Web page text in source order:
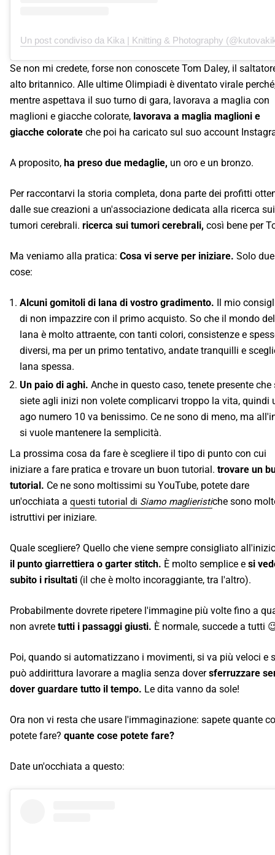
Un post condiviso da Kika | Knitting & Photography
Se non mi credete, forse non conoscete Tom Daley, il
alto britannico. Alle ultime Olimpiadi è diventato virale
mentre aspettava il suo turno di gara, lavorava a maglia con
maglioni e giacche colorate, lavorava a maglia maglioni e
giacche colorate che poi ha caricato sul suo account
A proposito, ha preso due medaglie, un oro e un bronzo.
Per raccontarvi la storia completa, dona parte dei profitti
dalle sue creazioni a un'associazione dedicata alla ricerca sui
tumori cerebrali. ricerca sui tumori cerebrali, così bene per
Ma veniamo alla pratica: Cosa vi serve per iniziare. Solo due
cose:
Alcuni gomitoli di lana di vostro gradimento. Il mio
di non impazzire con il primo acquisto. So che il mondo
lana è molto attraente, con tanti colori, consistenze e
diversi, ma per un primo tentativo, andate tranquilli e
lana spessa.
Un paio di aghi. Anche in questo caso, tenete presente che
siete agli inizi non volete complicarvi troppo la vita, quindi
ago numero 10 va benissimo. Ce ne sono di meno, ma
si vuole mantenere la semplicità.
La prossima cosa da fare è scegliere il tipo di punto con cui
iniziare a fare pratica e trovare un buon tutorial. trovare un
tutorial. Ce ne sono moltissimi su YouTube, potete dare
un'occhiata a questi tutorial di Siamo maglieristiche sono
istruttivi per iniziare.
Quale scegliere? Quello che viene sempre consigliato
il punto giarrettiera o garter stitch. È molto semplice e si
subito i risultati (il che è molto incoraggiante, tra l'altro).
Probabilmente dovrete ripetere l'immagine più volte fino a
non avrete tutti i passaggi giusti. È normale, succede a tutti
Poi, quando si automatizzano i movimenti, si va più veloci e
può addirittura lavorare a maglia senza doversferruzzare
dover guardare tutto il tempo. Le dita vanno da sole!
Ora non vi resta che usare l'immaginazione: sapete quante
potete fare? quante cose potete fare?
Date un'occhiata a questo: